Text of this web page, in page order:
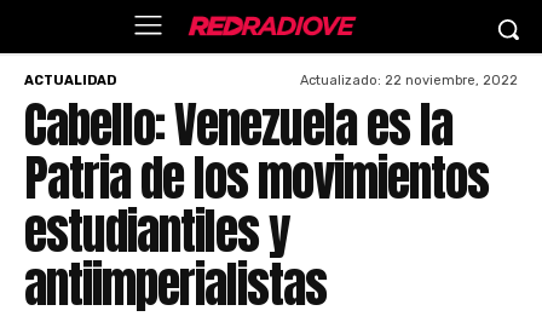
ACTUALIDAD Actualizado: 22 noviembre, 2022
Cabello: Venezuela es la
Patria de los movimientos
estudiantiles y
antiimperialistas